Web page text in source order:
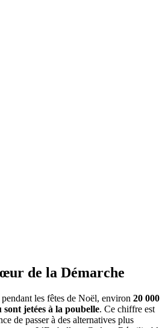
de la Démarche
les fêtes de Noël, environ 20 000
jetées à la poubelle. Ce chiffre est
de passer à des alternatives plus